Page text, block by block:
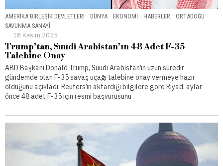
AMERIKA BIRLEŞIK DEVLETLERI · DÜNYA · EKONOMI · HABERLER · ORTADOĞU ·
SAVUNMA SANAYI
18 Kasım 2025
Trump’tan, Suudi Arabistan’ın 48 Adet F-35
Talebine Onay
ABD Başkanı Donald Trump, Suudi Arabistan’ın uzun süredir
gündemde olan F-35 savaş uçağı talebine onay vermeye hazır
olduğunu açıkladı. Reuters’ın aktardığı bilgilere göre Riyad, aylar
önce 48 adet F-35 için resmi başvurusunu